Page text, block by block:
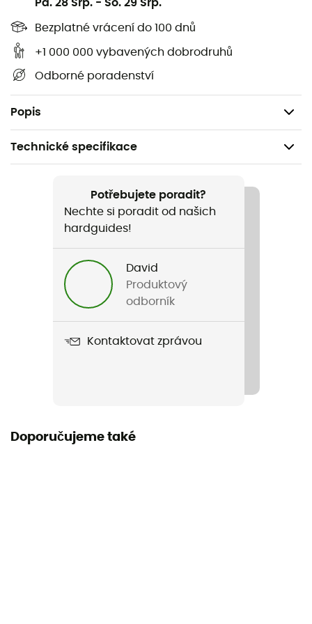
Pa. 28 Srp. - So. 29 Srp.
Bezplatné vrácení do 100 dnů
+1 000 000 vybavených dobrodruhů
Odborné poradenství
Popis
podporu odrazu
Podložka na patě (EVA) pro absorpci nárazů
Více perforací pro maximální prodyšnost
Doporučení k použití: před použitím vložku
zastřihněte, vyjměte stávající stélku a nahraďte ji
novou
Technické specifikace
Název produktu
3Feet Run Sense Low
Potřebujete poradit?
Nechte si poradit od našich
hardguides!
David
Produktový
odborník
Kontaktovat zprávou
Doporučujeme také